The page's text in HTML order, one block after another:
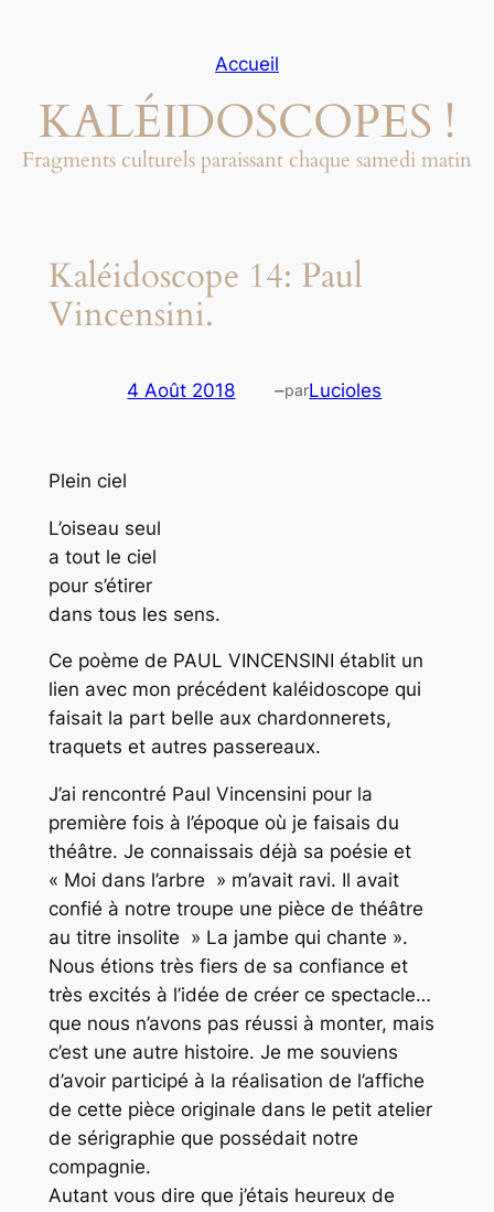
Accueil
KALÉIDOSCOPES !
Fragments culturels paraissant chaque samedi matin
Kaléidoscope 14: Paul
Vincensini.
4 Août 2018 –parLucioles
Plein ciel
L’oiseau seul
a tout le ciel
pour s’étirer
dans tous les sens.
Ce poème de PAUL VINCENSINI établit un
lien avec mon précédent kaléidoscope qui
faisait la part belle aux chardonnerets,
traquets et autres passereaux.
J’ai rencontré Paul Vincensini pour la
première fois à l’époque où je faisais du
théâtre. Je connaissais déjà sa poésie et
« Moi dans l’arbre » m’avait ravi. Il avait
confié à notre troupe une pièce de théâtre
au titre insolite » La jambe qui chante ».
Nous étions très fiers de sa confiance et
très excités à l’idée de créer ce spectacle…
que nous n’avons pas réussi à monter, mais
c’est une autre histoire. Je me souviens
d’avoir participé à la réalisation de l’affiche
de cette pièce originale dans le petit atelier
de sérigraphie que possédait notre
compagnie.
Autant vous dire que j’étais heureux de